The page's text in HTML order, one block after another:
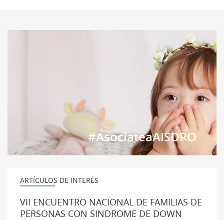
#AsociateaAISDRO
ARTÍCULOS DE INTERÉS
VII ENCUENTRO NACIONAL DE FAMILIAS DE
PERSONAS CON SINDROME DE DOWN